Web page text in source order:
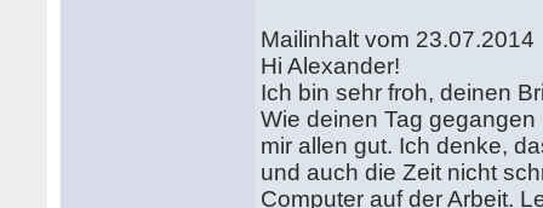
Mailinhalt vom 23.07.2014
Hi Alexander!
Ich bin sehr froh, deinen
Wie deinen Tag
mir allen gut. Ich denke,
und auch die Zeit nicht
Computer auf der Arbeit.